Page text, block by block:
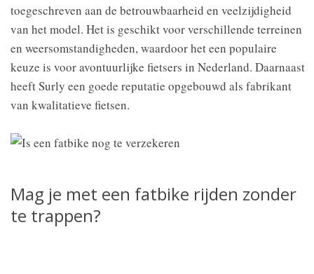
toegeschreven aan de betrouwbaarheid en veelzijdigheid
van het model. Het is geschikt voor verschillende terreinen
en weersomstandigheden, waardoor het een populaire
keuze is voor avontuurlijke fietsers in Nederland. Daarnaast
heeft Surly een goede reputatie opgebouwd als fabrikant
van kwalitatieve fietsen.
Mag je met een fatbike rijden zonder
te trappen?